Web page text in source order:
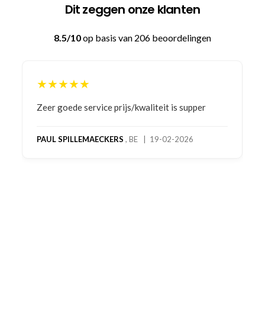
Dit zeggen onze klanten
8.5/10op basis van 206 beoordelingen
★★★★★
Bestelling gedaan vanwege goede prijzen en
bestelling al ontvangen met gifts, waardoor je